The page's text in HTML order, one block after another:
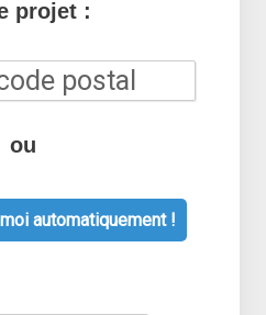
projet :
ou
automatiquement !